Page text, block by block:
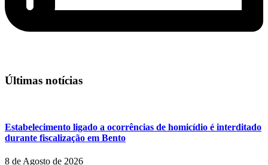
Últimas notícias
Estabelecimento ligado a ocorrências de homicídio é interditado
durante fiscalização em Bento
8 de Agosto de 2026